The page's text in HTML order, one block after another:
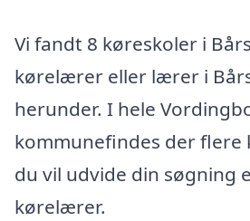
Vi fandt 8 køreskoler i
kørelærer eller lærer i
herunder. I hele
kommunefindes der flere
du vil udvide din søgning
kørelærer.